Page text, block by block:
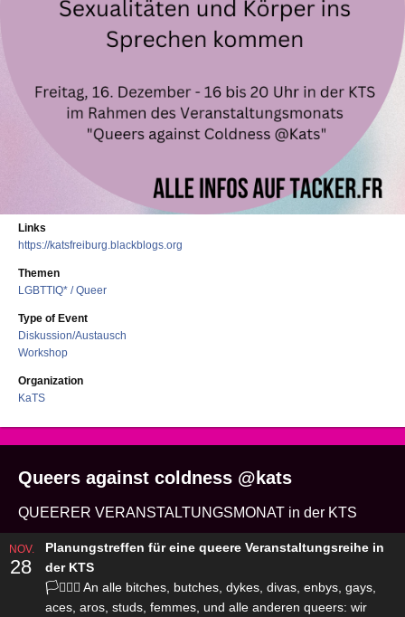
Links
https://katsfreiburg.blackblogs.org
Themen
LGBTTIQ* / Queer
Type of Event
Diskussion/Austausch
Workshop
Organization
KaTS
Queers against coldness @kats
QUEERER VERANSTALTUNGSMONAT in der KTS
NOV.
28
Planungstreffen für eine queere Veranstaltungsreihe in
der KTS
🏳️‍⚧️🏳️‍🌈 An alle bitches, butches, dykes, divas, enbys, gays,
aces, aros, studs, femmes, und alle anderen queers: wir